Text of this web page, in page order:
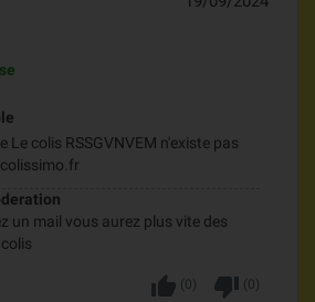
Le colis RSSGVNVEM n'existe pas
un mail vous aurez plus vite des
thumb_up (0 ) thumb_down (0 )